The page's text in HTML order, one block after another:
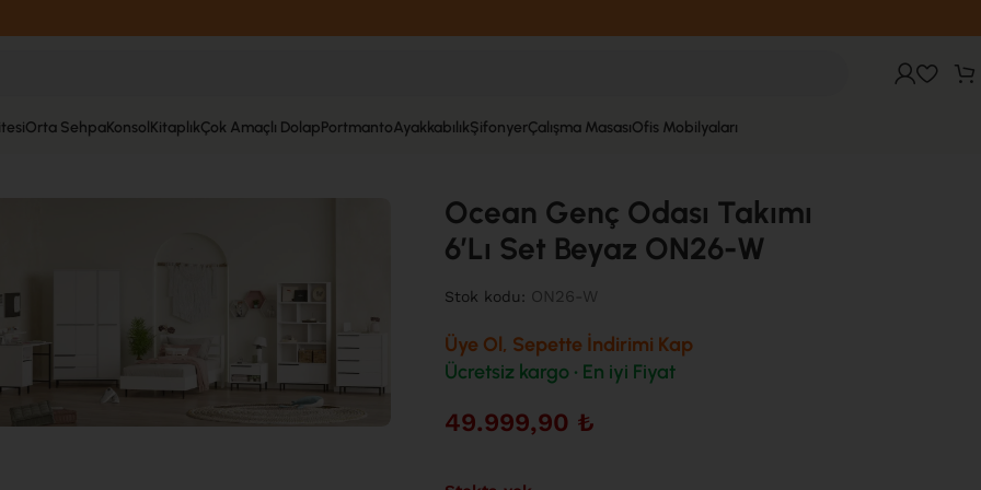
Orta SehpaKonsol KitaplıkÇok Amaçlı DolapPortmantoAyakkabılıkŞifonyerÇalışma MasasıOfis Mobilyaları
Ocean Genç Odası Takımı
6’Lı Set Beyaz ON26-W
Stok kodu: ON26-W
Üye Ol, Sepette İndirimi Kap
Ücretsiz kargo • En iyi Fiyat
49.999,90 ₺